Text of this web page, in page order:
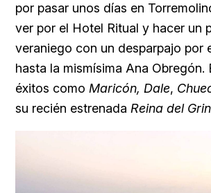
por pasar unos días en
ver por el Hotel Ritual y hacer un
veraniego con un desparpajo por
hasta la mismísima Ana Obregón.
éxitos como Maricón, Dale,
su recién estrenada Reina del